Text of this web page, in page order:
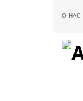
О НАС